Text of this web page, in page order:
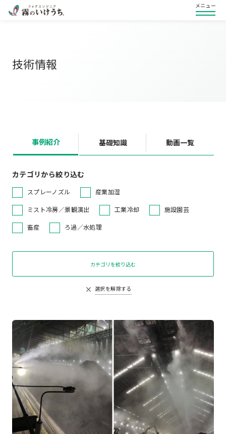
メニュー
技術情報
事例紹介 基礎知識 動画一覧
カテゴリから絞り込む
スプレーノズル 産業加湿
ミスト冷房／景観演出 工業冷却 施設園芸
畜産 ろ過／水処理
カテゴリを絞り込む
選択を解除する